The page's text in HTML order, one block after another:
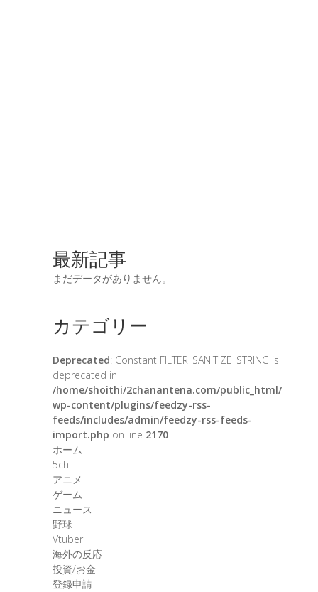
最新記事
まだデータがありません。
カテゴリー
Deprecated: Constant FILTER_SANITIZE_STRING is
deprecated in
/home/shoithi/2chanantena.com/public_html/
wp-content/plugins/feedzy-rss-
feeds/includes/admin/feedzy-rss-feeds-
import.php on line 2170
ホーム
5ch
アニメ
ゲーム
ニュース
野球
Vtuber
海外の反応
投資/お金
登録申請